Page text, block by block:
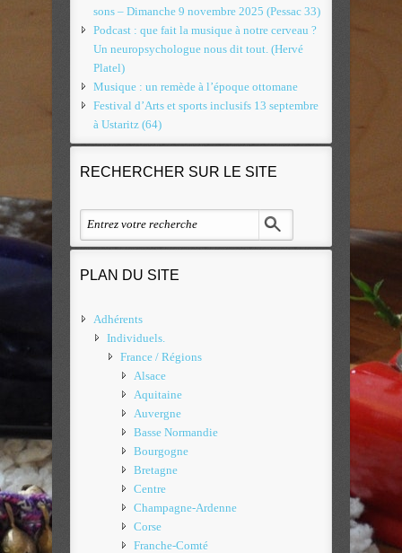
sons – Dimanche 9 novembre 2025 (Pessac 33)
Podcast : que fait la musique à notre cerveau ?
Un neuropsychologue nous dit tout. (Hervé
Platel)
Musique : un remède à l’époque ottomane
Festival d’Arts et sports inclusifs 13 septembre
à Ustaritz (64)
RECHERCHER SUR LE SITE
PLAN DU SITE
Adhérents
Individuels.
France / Régions
Alsace
Aquitaine
Auvergne
Basse Normandie
Bourgogne
Bretagne
Centre
Champagne-Ardenne
Corse
Franche-Comté